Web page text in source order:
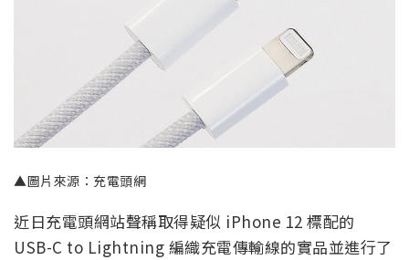
▲圖片來源：充電頭網
近日充電頭網站聲稱取得疑似 iPhone 12 標配的
USB-C to Lightning 編織充電傳輸線的實品並進行了